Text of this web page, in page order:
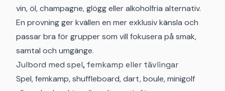
vin, öl, champagne, glögg eller alkoholfria alternativ.
En provning ger kvällen en mer exklusiv känsla och
passar bra för grupper som vill fokusera på smak,
samtal och umgänge.
Julbord med spel, femkamp eller tävlingar
Spel, femkamp, shuffleboard, dart, boule, minigolf